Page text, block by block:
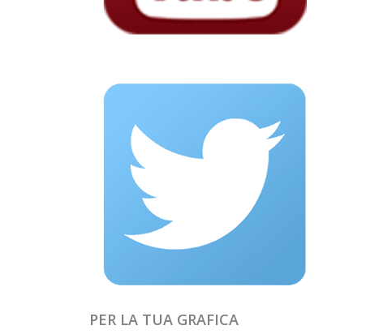
PER LA TUA GRAFICA